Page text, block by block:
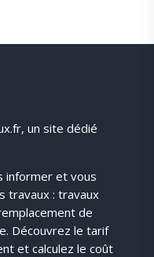
un site dédié
informer et vous
travaux : travaux
de
Découvrez le tarif
et calculez le coût